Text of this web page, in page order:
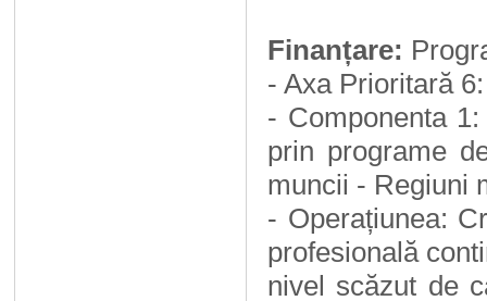
Finanțare:
- Axa Prioritară
- Componenta
prin programe
muncii - Regiuni
- Operațiunea:
profesională
nivel scăzut de